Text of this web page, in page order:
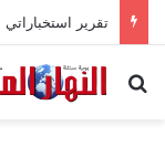
بحث عن